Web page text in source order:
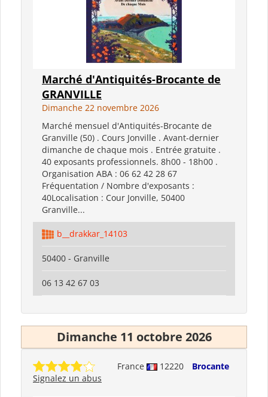
Marché d'Antiquités-Brocante de
GRANVILLE
Dimanche 22 novembre 2026
Marché mensuel d'Antiquités-Brocante de
Granville (50) . Cours Jonville . Avant-dernier
dimanche de chaque mois . Entrée gratuite .
40 exposants professionnels. 8h00 - 18h00 .
Organisation ABA : 06 62 42 28 67
Fréquentation / Nombre d'exposants :
40Localisation : Cour Jonville, 50400
Granville...
b__drakkar_14103
50400 - Granville
06 13 42 67 03
Dimanche 11 octobre 2026
France 12220
Brocante
Signalez un abus